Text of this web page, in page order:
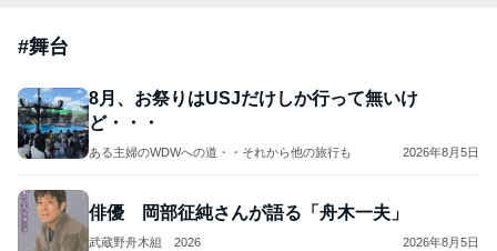
#舞台
8月、お祭りはUSJだけしか行って無いけ
ど・・・
ある主婦のWDWへの道・・それから他の旅行も 2026年8月5日
俳優 岡部征純さんが語る「舟木一夫」
武蔵野舟木組 2026 2026年8月5日